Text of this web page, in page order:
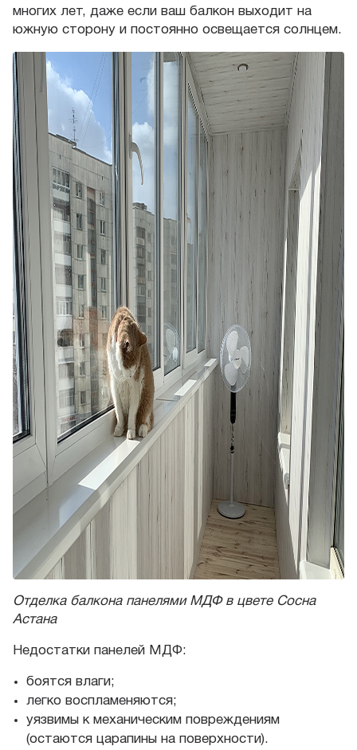
многих лет, даже если ваш балкон выходит на
южную сторону и постоянно освещается солнцем.
Отделка балкона панелями МДФ в цвете Сосна
Астана
Недостатки панелей МДФ:
боятся влаги;
легко воспламеняются;
уязвимы к механическим повреждениям
(остаются царапины на поверхности).